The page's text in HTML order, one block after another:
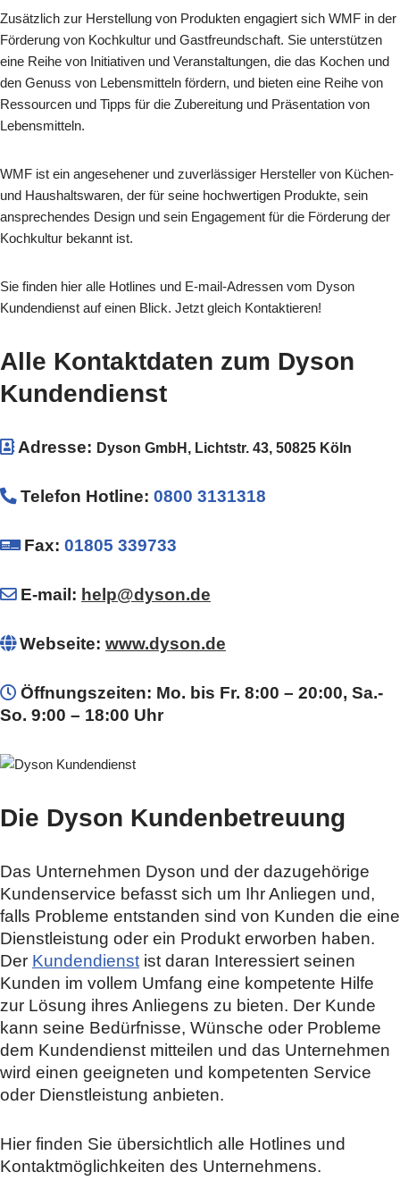
Zusätzlich zur Herstellung von Produkten engagiert sich WMF in der
Förderung von Kochkultur und Gastfreundschaft. Sie unterstützen
eine Reihe von Initiativen und Veranstaltungen, die das Kochen und
den Genuss von Lebensmitteln fördern, und bieten eine Reihe von
Ressourcen und Tipps für die Zubereitung und Präsentation von
Lebensmitteln.
WMF ist ein angesehener und zuverlässiger Hersteller von Küchen-
und Haushaltswaren, der für seine hochwertigen Produkte, sein
ansprechendes Design und sein Engagement für die Förderung der
Kochkultur bekannt ist.
Sie finden hier alle Hotlines und E-mail-Adressen vom Dyson
Kundendienst auf einen Blick. Jetzt gleich Kontaktieren!
Alle Kontaktdaten zum Dyson
Kundendienst
Adresse: Dyson GmbH, Lichtstr. 43, 50825 Köln
Telefon Hotline: 0800 3131318
Fax: 01805 339733
E-mail: help@dyson.de
Webseite: www.dyson.de
Öffnungszeiten: Mo. bis Fr. 8:00 – 20:00, Sa.-
So. 9:00 – 18:00 Uhr
Die Dyson Kundenbetreuung
Das Unternehmen Dyson und der dazugehörige
Kundenservice befasst sich um Ihr Anliegen und,
falls Probleme entstanden sind von Kunden die eine
Dienstleistung oder ein Produkt erworben haben.
Der Kundendienst ist daran Interessiert seinen
Kunden im vollem Umfang eine kompetente Hilfe
zur Lösung ihres Anliegens zu bieten. Der Kunde
kann seine Bedürfnisse, Wünsche oder Probleme
dem Kundendienst mitteilen und das Unternehmen
wird einen geeigneten und kompetenten Service
oder Dienstleistung anbieten.
Hier finden Sie übersichtlich alle Hotlines und
Kontaktmöglichkeiten des Unternehmens.